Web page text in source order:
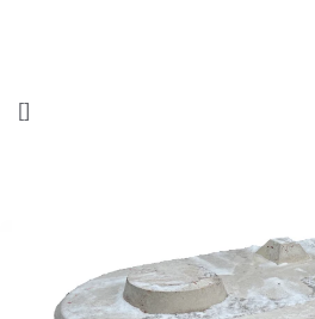
[]